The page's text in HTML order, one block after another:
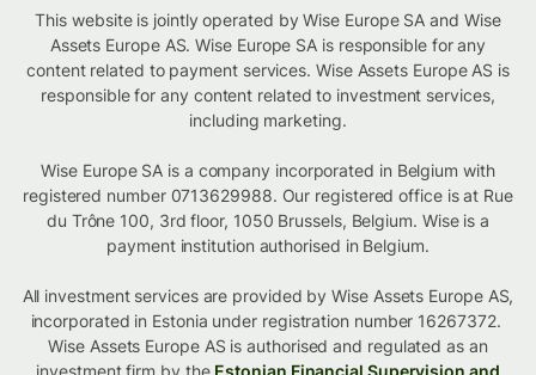
This website is jointly operated by Wise Europe SA and Wise
Assets Europe AS. Wise Europe SA is responsible for any
content related to payment services. Wise Assets Europe AS is
responsible for any content related to investment services,
including marketing.
Wise Europe SA is a company incorporated in Belgium with
registered number 0713629988. Our registered office is at Rue
du Trône 100, 3rd floor, 1050 Brussels, Belgium. Wise is a
payment institution authorised in Belgium.
All investment services are provided by Wise Assets Europe AS,
incorporated in Estonia under registration number 16267372.
Wise Assets Europe AS is authorised and regulated as an
investment firm by the Estonian Financial Supervision and